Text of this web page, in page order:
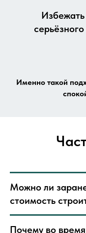
Именно такой
Можно ли
стоимость
Почему во время